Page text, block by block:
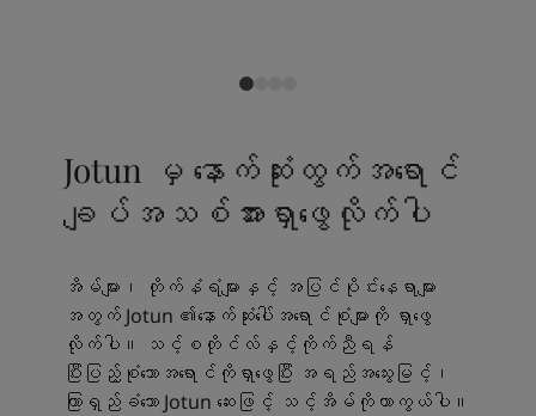
Jotun မှ နောက်ဆုံးထွက်အရောင်
ချပ်အသစ်အားရှာဖွေလိုက်ပါ
အိမ်များ၊ တိုက်နံရံများနှင့် အပြင်ပိုင်းနေရာများ
အတွက် Jotun ၏နောက်ဆုံးပေါ်အရောင်စုံများကို ရှာဖွေ
လိုက်ပါ။ သင့်စတိုင်လ်နှင့်ကိုက်ညီရန်
ပြီးပြည့်စုံသောအရောင်ကိုရှာဖွေပြီး အရည်အသွေးမြင့်၊
ကြာရှည်ခံသော Jotun ဆေးဖြင့် သင့်အိမ်ကိုကာကွယ်ပါ။